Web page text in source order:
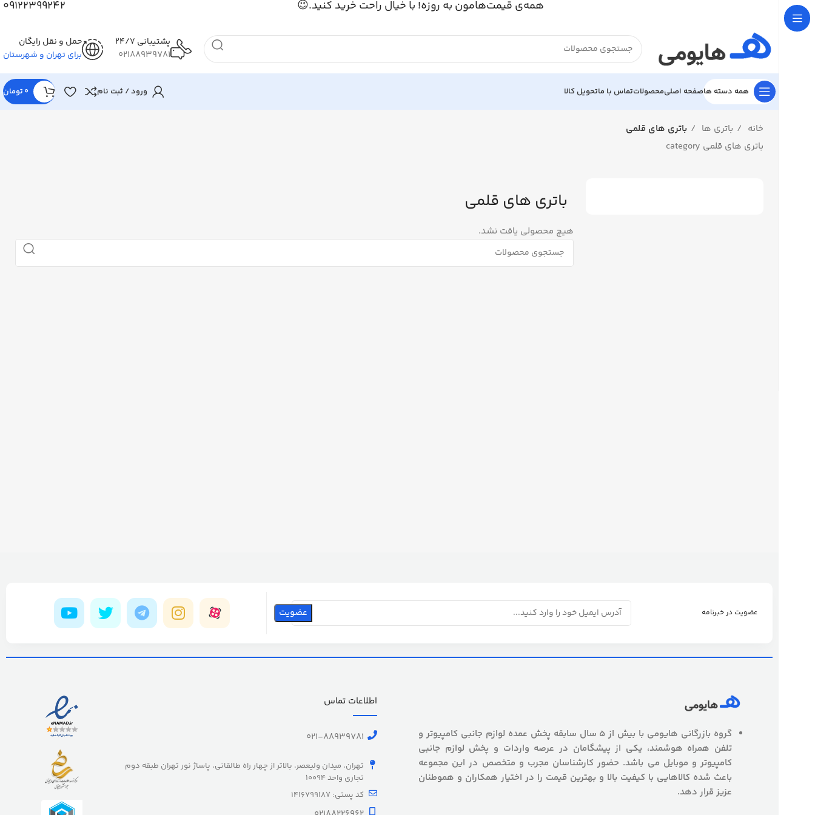
همه‌ی قیمت‌هامون به روزه! با خیال راحت خرید کنید.😉 09122399242
پشتیبانی 24/7
02188939781
حمل و نقل رایگان
برای تهران و شهرستان
همه دسته هاصفحه اصلیمحصولاتتماس با ماتحویل کالا ورود / ثبت نام 0 تومان
خانه باتری ها
باتری های قلمی
باتری های قلمی category
باتری های قلمی
هیچ محصولی یافت نشد.
عضویت در خبرنامه
گروه بازرگانی هایومی با بیش از 5 سال سابقه پخش عمده لوازم جانبی کامپیوتر و
تلفن همراه هوشمند، یکی از پیشگامان در عرصه واردات و پخش لوازم جانبی
کامپیوتر و موبایل می باشد. حضور کارشناسان مجرب و متخصص در این مجموعه
باعث شده کالاهایی با کیفیت بالا و بهترین قیمت را در اختیار همکاران و هموطنان
عزیز قرار دهد.
اطلاعات تماس
021-88939781
تهران، میدان ولیعصر، بالاتر از چهار راه طالقانی، پاساژ نور تهران طبقه دوم
تجاری واحد 10094
کد پستی: 1416799187